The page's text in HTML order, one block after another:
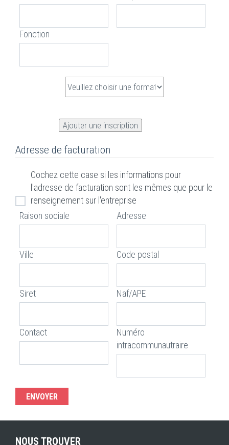
Fonction
Adresse de facturation
Cochez cette case si les informations pour
l'adresse de facturation sont les mêmes que pour le
renseignement sur l'entreprise
Raison sociale
Adresse
Ville Code postal
Siret Naf/APE
Contact
Numéro
intracommunautraire
NOUS TROUVER